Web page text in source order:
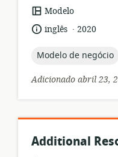
formato
de
recurso:
Modelo
idioma:
inglês .
data
publicação:
2020
topic:
Modelo de negócio
Adicionado abril 23,
Additional